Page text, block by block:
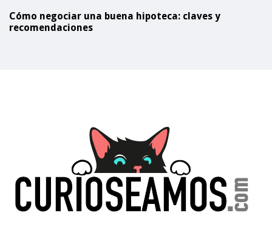
Cómo negociar una buena hipoteca: claves y
recomendaciones